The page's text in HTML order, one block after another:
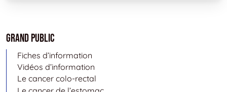
Grand public
Fiches d’information
Vidéos d’information
Le cancer colo-rectal